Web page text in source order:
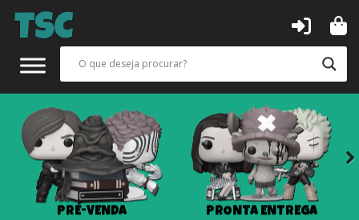
PRÉ-VENDA PRONTA ENTREGA